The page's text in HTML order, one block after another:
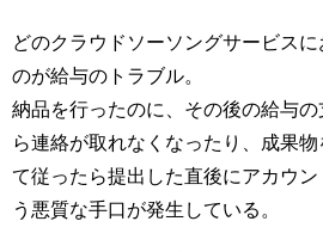
どのクラウドソーソングサービス
のが給与のトラブル。
納品を行ったのに、その後の給与
ら連絡が取れなくなったり、成果
て従ったら提出した直後にアカウ
う悪質な手口が発生している。